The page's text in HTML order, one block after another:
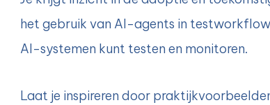
het gebruik van AI-agents in
AI-systemen kunt testen en monitoren.
Laat je inspireren door